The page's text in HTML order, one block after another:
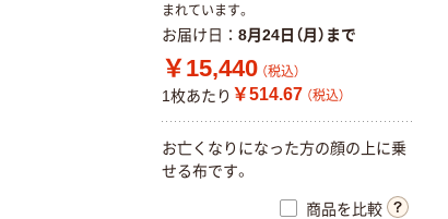
まれています。
お届け日 8月24日（月）まで
￥15,440 （税込）
1枚あたり ￥514.67 （税込）
お亡くなりになった方の顔の上に乗
せる布です。
商品を比較